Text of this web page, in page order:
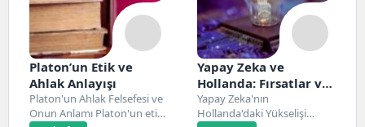
Platon’un Etik ve
Ahlak Anlayışı
Platon'un Ahlak Felsefesi ve
Onun Anlamı Platon'un etik
Yapay Zeka ve
Hollanda: Fırsatlar ve
Zorluklar
Yapay Zeka'nın
Hollanda'daki Yükselişi